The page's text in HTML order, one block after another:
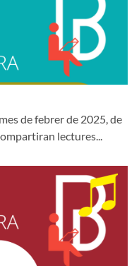
de febrer de 2025, de
lectures...